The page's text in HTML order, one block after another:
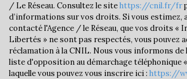
Maisons
Appartements
Familles avec 3 enfants
/ Le Réseau. Consultez le sitehttps://cnil.fr/fr
d’informations sur vos droits. Si vous estimez,
contacté l'Agence / le Réseau, que vos droits «
Libertés » ne sont pas respectés, vous pouvez
réclamation à la CNIL. Nous vous informons de
liste d'opposition au démarchage téléphonique
laquelle vous pouvez vous inscrire ici : https://